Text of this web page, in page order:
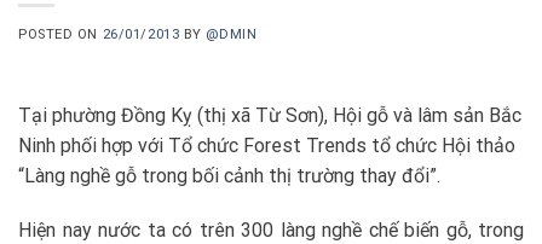
POSTED ON 26/01/2013 BY @DMIN
Tại phường Đồng Kỵ (thị xã Từ Sơn), Hội gỗ và lâm sản Bắc
Ninh phối hợp với Tổ chức Forest Trends tổ chức Hội thảo
“Làng nghề gỗ trong bối cảnh thị trường thay đổi”.
Hiện nay nước ta có trên 300 làng nghề chế biến gỗ, trong